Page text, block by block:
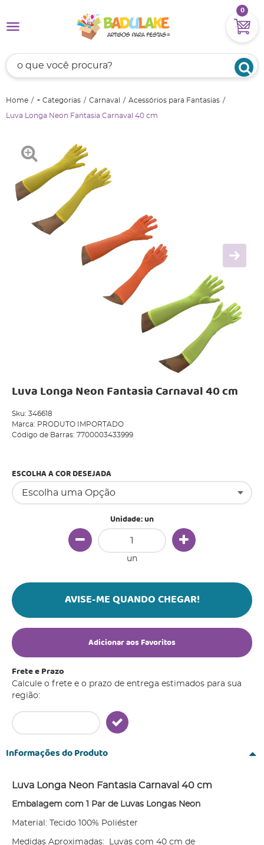
0
Home + Categorias Carnaval Acessórios para Fantasias
Luva Longa Neon Fantasia Carnaval 40 cm
Luva Longa Neon Fantasia Carnaval 40 cm
Sku: 346618
Marca: PRODUTO IMPORTADO
Código de Barras: 7700003433999
ESCOLHA A COR DESEJADA
Unidade: un
un
AVISE-ME QUANDO CHEGAR!
Adicionar aos Favoritos
Frete e Prazo
Calcule o frete e o prazo de entrega estimados para sua
região:
Informações do Produto
Luva Longa Neon Fantasia Carnaval 40 cm
Embalagem com 1 Par de Luvas Longas Neon
Material: Tecido 100% Poliéster
Medidas Aproximadas: Luvas com 40 cm de